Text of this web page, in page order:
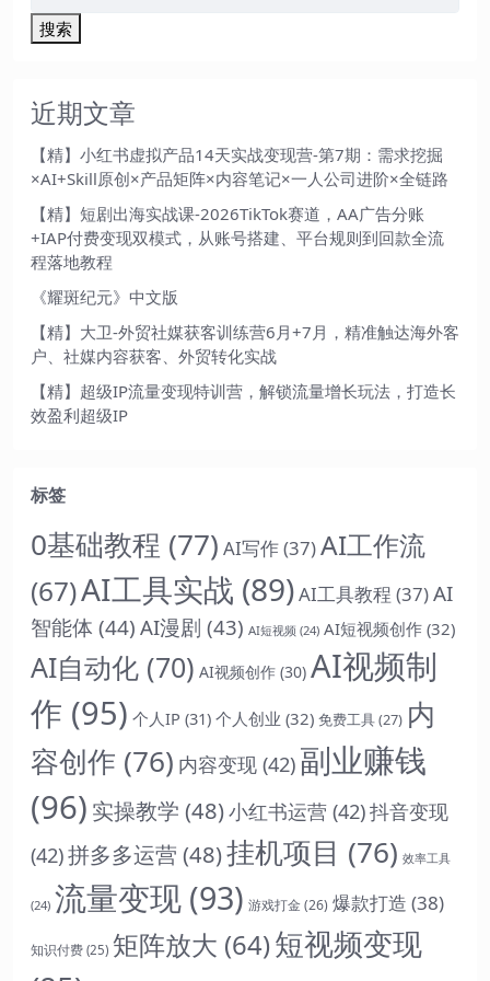
搜索
近期文章
【精】小红书虚拟产品14天实战变现营-第7期：需求挖掘
×AI+Skill原创×产品矩阵×内容笔记×一人公司进阶×全链路
【精】短剧出海实战课-2026TikTok赛道，AA广告分账
+IAP付费变现双模式，从账号搭建、平台规则到回款全流
程落地教程
《耀斑纪元》中文版
【精】大卫-外贸社媒获客训练营6月+7月，精准触达海外客
户、社媒内容获客、外贸转化实战
【精】超级IP流量变现特训营，解锁流量增长玩法，打造长
效盈利超级IP
标签
0基础教程 (77) AI写作(37)AI工作流
(67)AI工具实战 (89)AI工具教程 (37)AI
智能体 (44) AI漫剧 (43) AI短视频 (24) AI短视频创作 (32)
AI自动化 (70) AI视频创作 (30) AI视频制
作 (95) 个人IP (31) 个人创业 (32) 免费工具(27) 内
容创作 (76) 内容变现 (42) 副业赚钱
(96) 实操教学 (48)小红书运营 (42)抖音变现
(42)拼多多运营 (48)挂机项目 (76) 效率工具
(24) 流量变现 (93) 游戏打金(26) 爆款打造 (38)
知识付费 (25) 矩阵放大 (64)短视频变现